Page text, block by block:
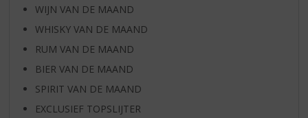
WIJN VAN DE MAAND
WHISKY VAN DE MAAND
RUM VAN DE MAAND
BIER VAN DE MAAND
SPIRIT VAN DE MAAND
EXCLUSIEF TOPSLIJTER